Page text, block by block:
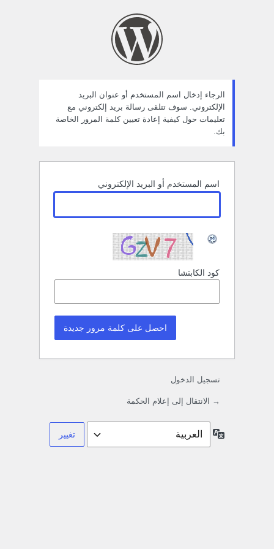
الرجاء إدخال اسم المستخدم أو عنوان البريد
الإلكتروني. سوف تتلقى رسالة بريد إلكتروني مع
تعليمات حول كيفية إعادة تعيين كلمة المرور الخاصة
بك.
اسم المستخدم أو البريد الإلكتروني
كود الكابتشا
تسجيل الدخول
→ الانتقال إلى إعلام الحكمة
اللغة